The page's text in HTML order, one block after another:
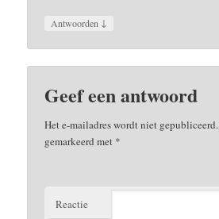
Antwoorden ↓
Geef een antwoord
Het e-mailadres wordt niet gepubliceerd.
gemarkeerd met *
Reactie